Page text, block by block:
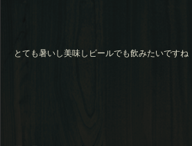
とても暑いし美味しビールでも飲みたいですね